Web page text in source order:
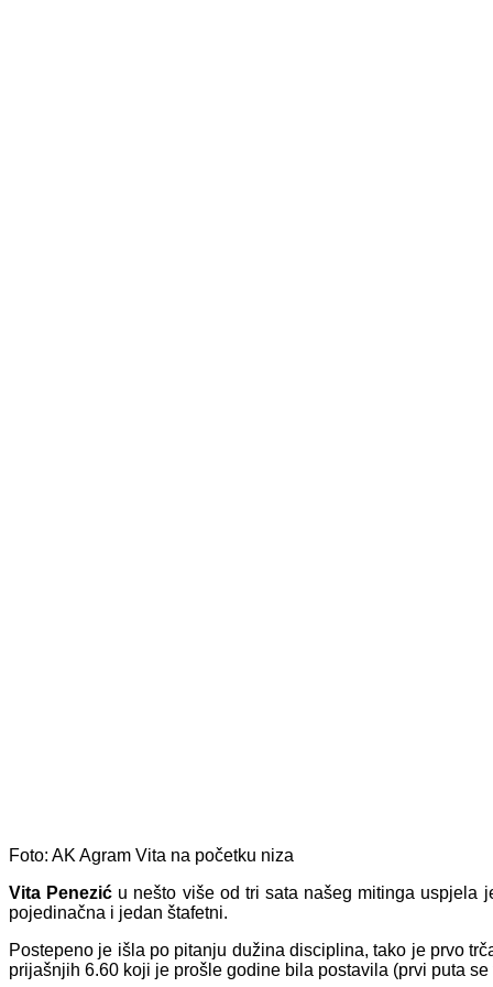
Foto: AK Agram Vita na početku niza
Vita Penezić u nešto više od tri sata našeg mitinga uspjela
pojedinačna i jedan štafetni.
Postepeno je išla po pitanju dužina disciplina, tako je prvo
prijašnjih 6.60 koji je prošle godine bila postavila (prvi puta se